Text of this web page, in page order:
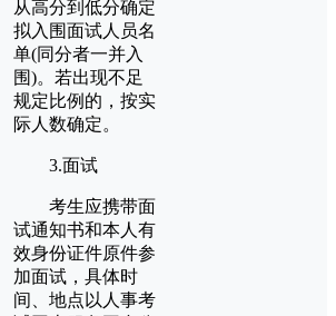
从高分到低分确定
拟入围面试人员名
单(同分者一并入
围)。若出现不足
规定比例的，按实
际人数确定。
3.面试
考生应携带面
试通知书和本人有
效身份证件原件参
加面试，具体时
间、地点以人事考